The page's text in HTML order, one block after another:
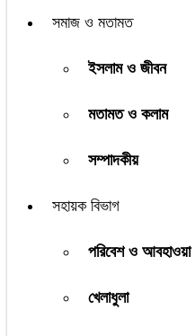
সমাজ ও মতামত
ইসলাম ও জীবন
মতামত ও কলাম
সম্পাদকীয়
সহায়ক বিভাগ
পরিবেশ ও আবহাওয়া
খেলাধুলা